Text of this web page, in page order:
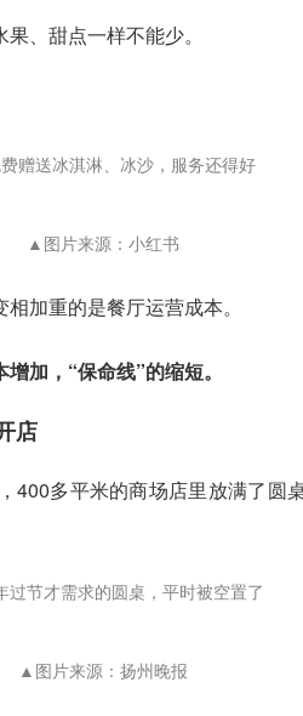
、甜点一样不能少。
赠送冰淇淋、冰沙，服务还得好
▲图片来源：小红书
加重的是餐厅运营成本。
加，“保命线”的缩短。
店
400多平米的商场店里放满了圆
过节才需求的圆桌，平时被空置了
▲图片来源：扬州晚报